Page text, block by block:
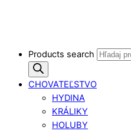
Products search
CHOVATEĽSTVO
HYDINA
KRÁLIKY
HOLUBY